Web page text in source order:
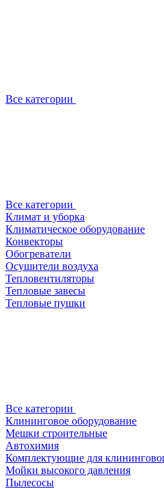
Все категории
Все категории
Климат и уборка
Климатическое оборудование
Конвекторы
Обогреватели
Осушители воздуха
Тепловентиляторы
Тепловые завесы
Тепловые пушки
Все категории
Клининговое оборудование
Мешки строительные
Автохимия
Комплектующие для
Мойки высокого давления
Пылесосы